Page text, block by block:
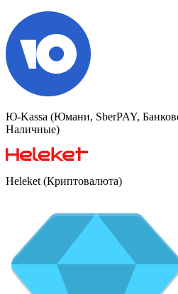
Ю-Kassa (Юмани, SberPAY,
Наличные)
Heleket (Криптовалюта)